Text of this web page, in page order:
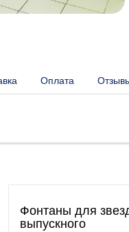
Оплата
Фонтаны для
выпускного